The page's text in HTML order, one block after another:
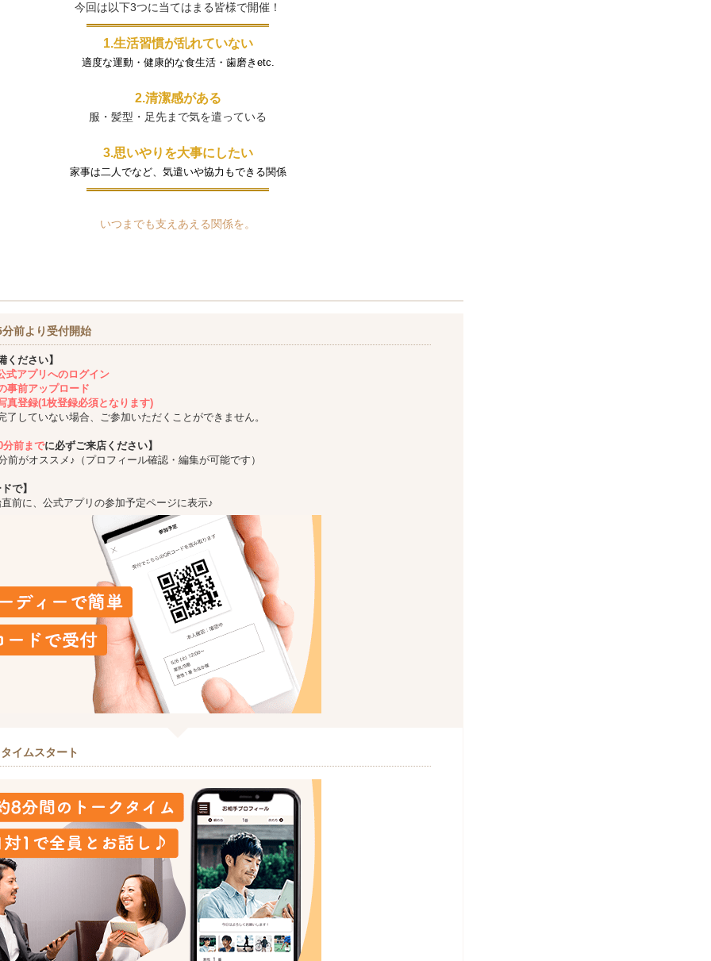
今回は以下3つに当てはまる皆様で開催！
1.生活習慣が乱れていない
適度な運動・健康的な食生活・歯磨きetc.
2.清潔感がある
服・髪型・足先まで気を遣っている
3.思いやりを大事にしたい
家事は二人でなど、気遣いや協力もできる関係
いつまでも支えあえる関係を。
前より受付開始
ください】
アプリへのログイン
事前アップロード
真登録(1枚登録必須となります)
ていない場合、ご参加いただくことができません。
分前までに必ずご来店ください】
前がオススメ♪（プロフィール確認・編集が可能です）
で】
前に、公式アプリの参加予定ページに表示♪
イムスタート